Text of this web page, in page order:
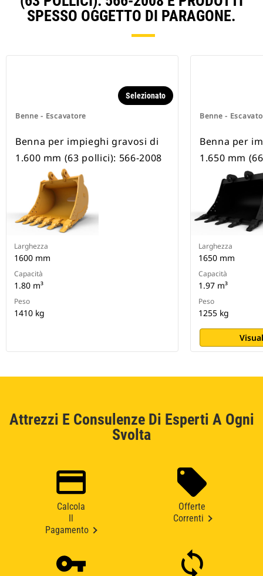
SPESSO OGGETTO DI PARAGONE.
Benne - Escavatore
Selezionato
Benna per impieghi gravosi di
1.600 mm (63 pollici): 566-2008
Larghezza
1600 mm
Capacità
1.80 m³
Peso
1410 kg
Benne -
Benna per
1.650 mm
Larghezza
1650 mm
Capacità
1.97 m³
Peso
1255 kg
Attrezzi E Consulenze Di Esperti A Ogni
Svolta
Calcola
Pagamento
Offerte
Correnti